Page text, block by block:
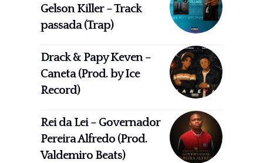
Gelson Killer – Track
passada (Trap)
Drack & Papy Keven –
Caneta (Prod. by Ice
Record)
Rei da Lei – Governador
Pereira Alfredo (Prod.
Valdemiro Beats)